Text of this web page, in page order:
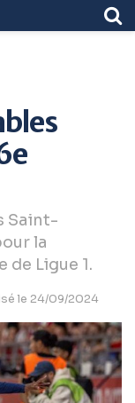
Saint-
la
Ligue 1.
le 24/09/2024